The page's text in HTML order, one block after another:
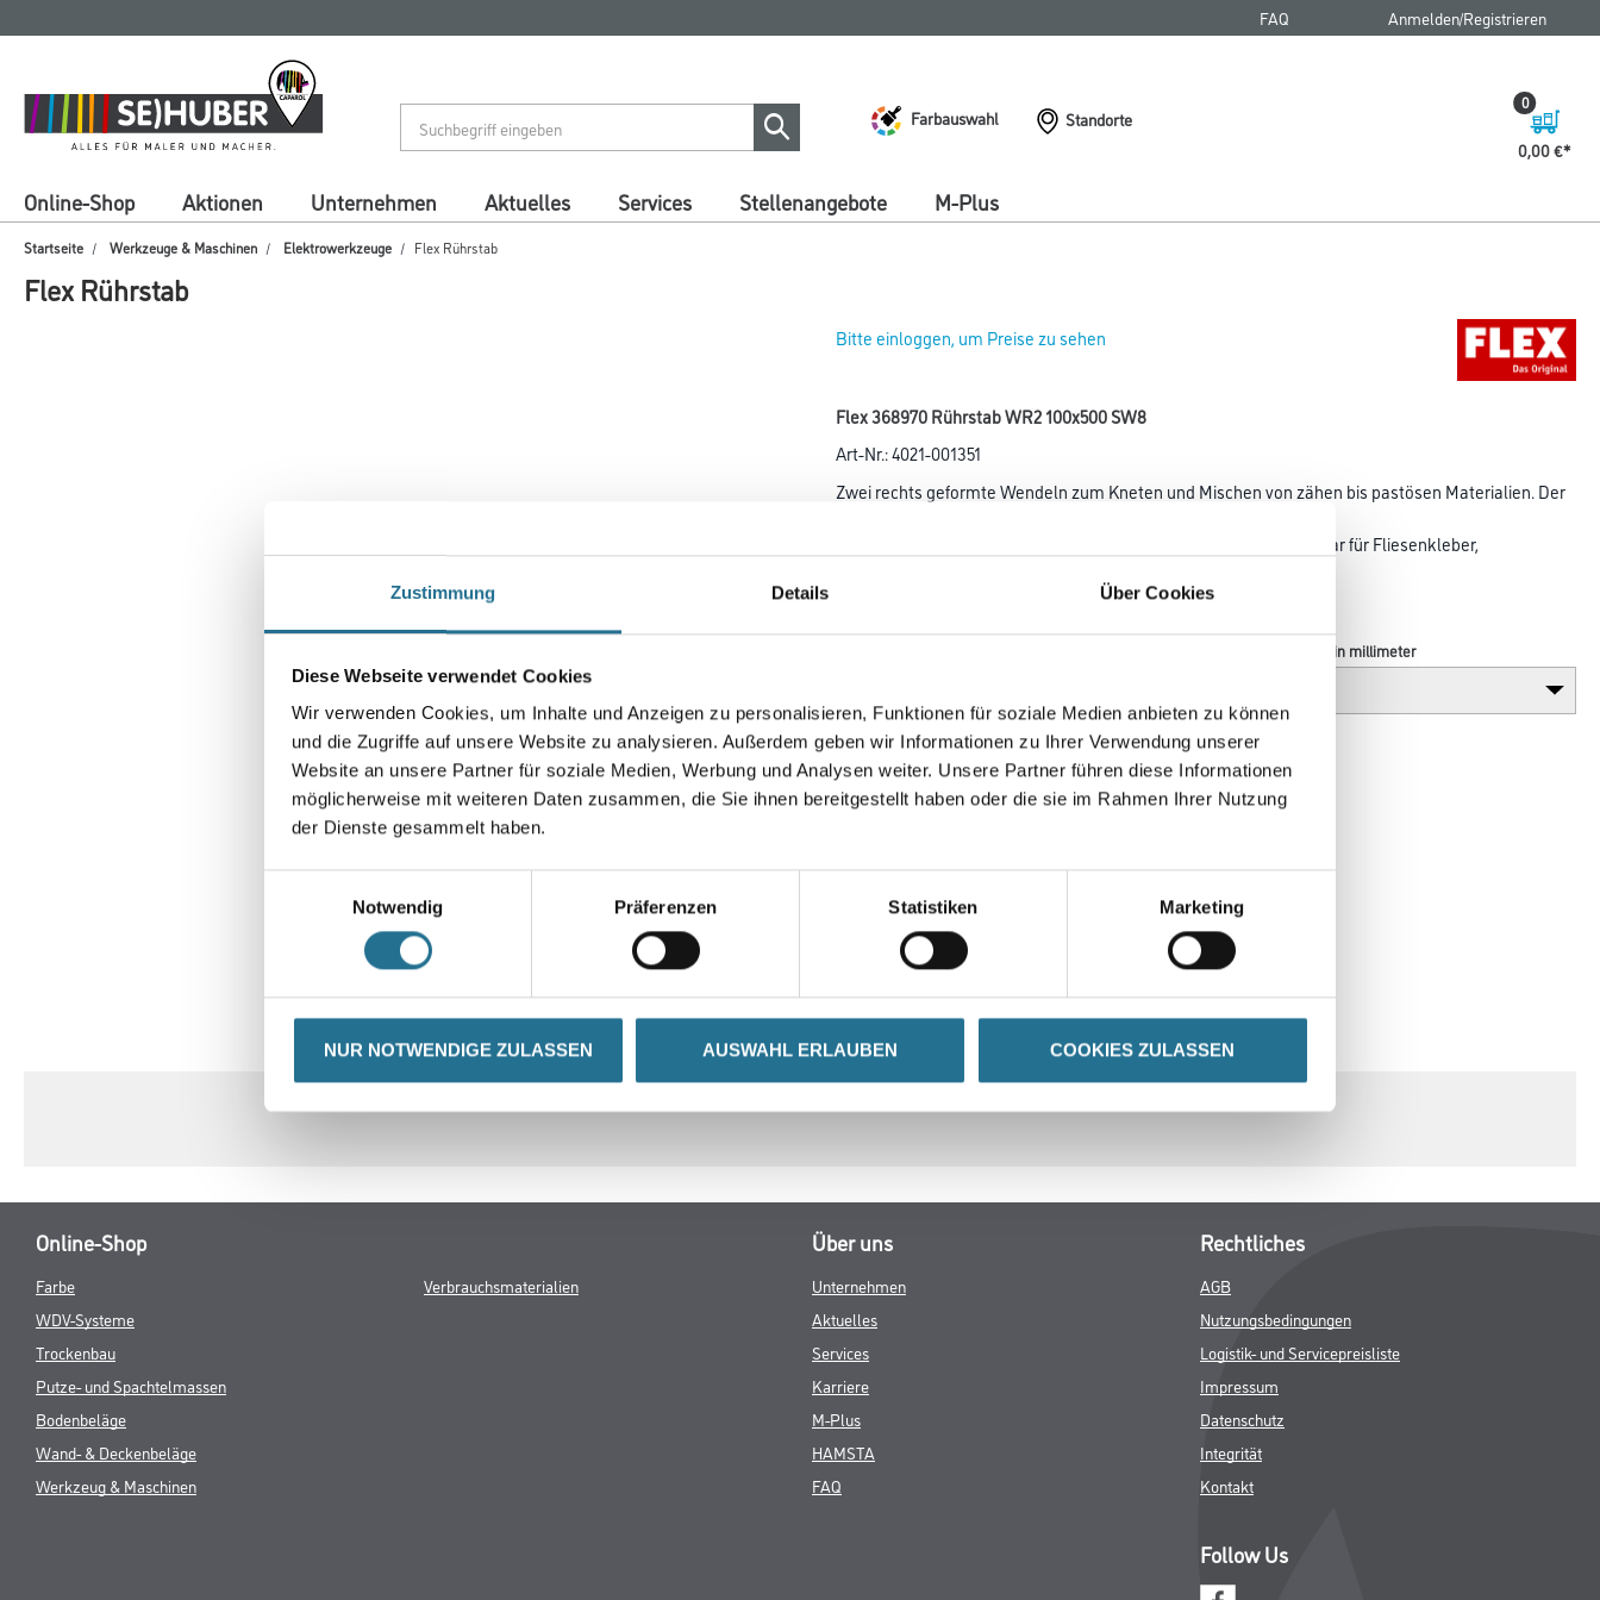
Zustimmung Details Über Cookies
Diese Webseite verwendet Cookies
Wir verwenden Cookies, um Inhalte und Anzeigen zu personalisieren, Funktionen für soziale Medien anbieten zu können
und die Zugriffe auf unsere Website zu analysieren. Außerdem geben wir Informationen zu Ihrer Verwendung unserer
Website an unsere Partner für soziale Medien, Werbung und Analysen weiter. Unsere Partner führen diese Informationen
möglicherweise mit weiteren Daten zusammen, die Sie ihnen bereitgestellt haben oder die sie im Rahmen Ihrer Nutzung
der Dienste gesammelt haben.
Notwendig
Präferenzen Statistiken Marketing
NUR NOTWENDIGE ZULASSEN AUSWAHL ERLAUBEN COOKIES ZULASSEN
springen
springen
FAQ Anmelden/Registrieren
Farbauswahl
Standorte
0,00 €
0
Online-Shop Aktionen Unternehmen Aktuelles Services Stellenangebote M-Plus
Startseite Werkzeuge & Maschinen Elektrowerkzeuge Flex Rührstab
Flex Rührstab
Bitte einloggen, um Preise zu sehen
Flex 368970 Rührstab WR2 100x500 SW8
Art-Nr.:4021-001351
Zwei rechts geformte Wendeln zum Kneten und Mischen von zähen bis pastösen Materialien. Der
unten und drückt das Mischgut nach oben. Sehr vielseitig einsetzbar für Fliesenkleber,
Klebemörtel, Ausgleichsmasse, Estrich.
Durchmesser in millimeter
Umrechnungsfaktoren
Online-Shop
Farbe
WDV-Systeme
Trockenbau
Putze- und Spachtelmassen
Bodenbeläge
Wand- & Deckenbeläge
Werkzeug & Maschinen
Verbrauchsmaterialien
Über uns
Unternehmen
Aktuelles
Services
Karriere
M-Plus
HAMSTA
FAQ
Rechtliches
AGB
Nutzungsbedingungen
Logistik- und Servicepreisliste
Impressum
Datenschutz
Integrität
Kontakt
Follow Us